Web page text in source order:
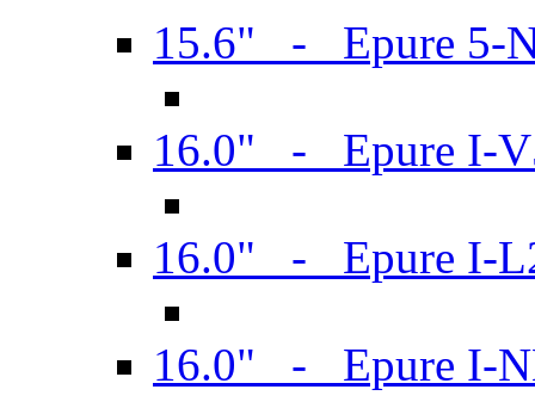
15.6" - Epure 5-
16.0" - Epure I-
16.0" - Epure I-
16.0" - Epure I-